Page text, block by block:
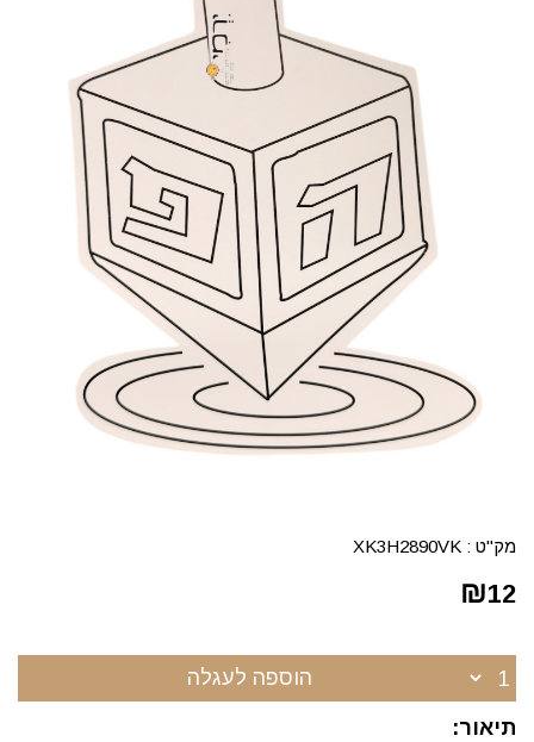
מק"ט : XK3H2890VK
₪12
הוספה לעגלה
תיאור: